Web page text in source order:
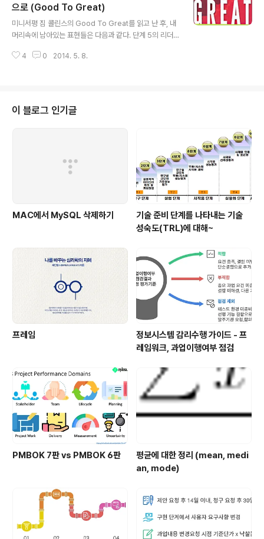
하지만 이런 일반적인 주제들이 일관성있게 엮이고 실제
사례를 통한 이야기로 접해보니 색달랐다. 결국 알고 있다
는 것보다 실제 어떻게 행동하느냐가 더 중요한 것이었다.
지 않다. 실제로 적용해야 한다. 바라는 것으로는 충분하지
으로 (Good To Great)
미니서평 짐 콜린스의 Good To Great를 읽고 난 후, 내
머리속에 남아있는 표현들은 다음과 같다. 단계 5의 리더..
고 경제 엔진을 움직이면서 세계 최고가 될 수 있는 일.. 플
을 내다보면서 자기 자신 외의 요인들에 찬사를 돌린다. 그
리고 찬사를 돌릴 특별한 사람이나 사건을 찾을 수 없을 경
걸 탓하지 않는다. 짐 콜린스는 사람에 대한 중요성으로 ..
4 0 2014. 5. 8.
이 블로그 인기글
MAC에서 MySQL 삭제하기
기술 준비 단계를 나타내는 기술
성숙도(TRL)에 대해~
프레임
정보시스템 감리수행 가이드 - 프
레임워크, 과업이행여부 점검
PMBOK 7판 vs PMBOK 6판
평균에 대한 정리 (mean, medi
an, mode)